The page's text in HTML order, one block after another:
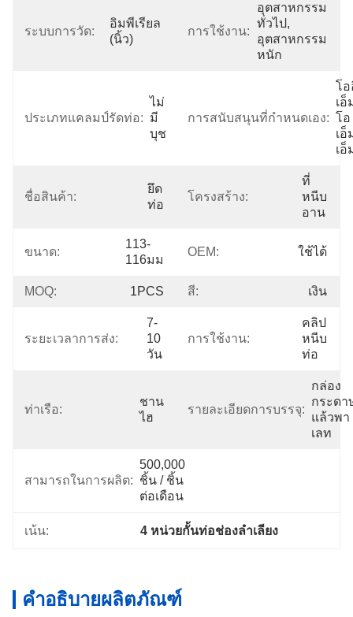
ระบบการวัด:
อิมพีเรียล
(นิ้ว)
การใช้งาน:
อุตสาหกรรม
ทั่วไป,
อุตสาหกรรม
หนัก
ประเภทแคลมป์รัดท่อ:
ไม่
มี
บุช
การสนับสนุนที่กำหนดเอง:
โอ
เอ็
โอ
เอ็
เอ็
ชื่อสินค้า:
ยึด
ท่อ
โครงสร้าง:
ที่
หนีบ
อาน
ขนาด:
113-
116มม
OEM: ใช้ได้
MOQ: 1PCS สี: เงิน
ระยะเวลาการส่ง:
7-
10
วัน
การใช้งาน:
คลิป
หนีบ
ท่อ
ท่าเรือ:
ชาน
ไฮ
รายละเอียดการบรรจุ:
กล่อง
กระดา
แล้วพา
เลท
สามารถในการผลิต:
500,000
ชิ้น / ชิ้น
ต่อเดือน
เน้น: 4 หน่วยกั้นท่อช่องลําเลียง
คำอธิบายผลิตภัณฑ์